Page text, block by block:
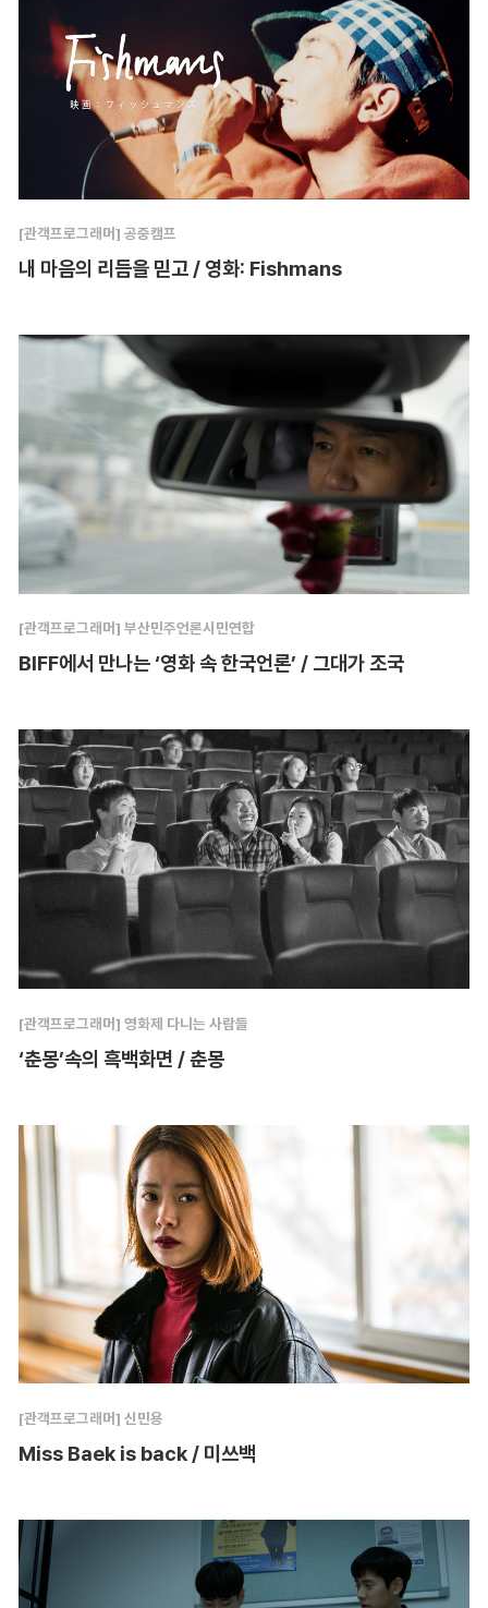
[관객프로그래머] 공중캠프
내 마음의 리듬을 믿고 / 영화: Fishmans
[관객프로그래머] 부산민주언론시민연합
BIFF에서 만나는 ‘영화 속 한국언론’ / 그대가 조국
[관객프로그래머] 영화제 다니는 사람들
‘춘몽’속의 흑백화면 / 춘몽
[관객프로그래머] 신민용
Miss Baek is back / 미쓰백